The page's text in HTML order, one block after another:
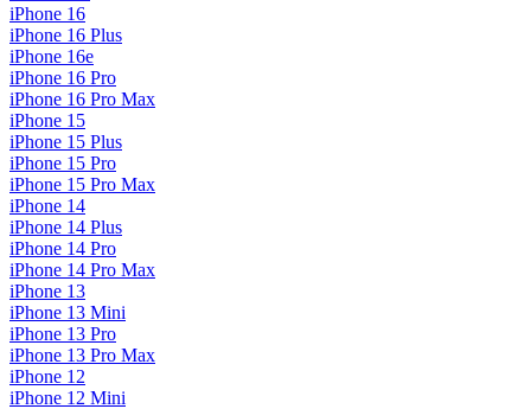
iPhone 16
iPhone 16 Plus
iPhone 16e
iPhone 16 Pro
iPhone 16 Pro Max
iPhone 15
iPhone 15 Plus
iPhone 15 Pro
iPhone 15 Pro Max
iPhone 14
iPhone 14 Plus
iPhone 14 Pro
iPhone 14 Pro Max
iPhone 13
iPhone 13 Mini
iPhone 13 Pro
iPhone 13 Pro Max
iPhone 12
iPhone 12 Mini